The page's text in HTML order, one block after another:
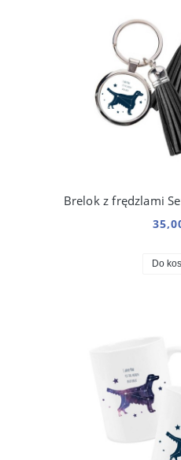
Brelok z frędzlami
Do